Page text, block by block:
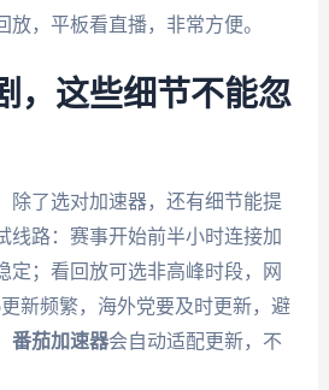
放，平板看直播，非常方便。
，这些细节不能忽
除了选对加速器，还有细节能提
线路：赛事开始前半小时连接加
定；看回放可选非高峰时段，网
新频繁，海外党要及时更新，避
番茄加速器会自动适配更新，不